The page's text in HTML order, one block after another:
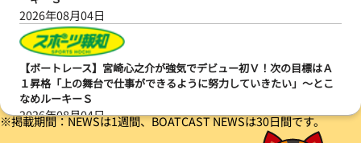
2026年08月04日
【ボートレース】宮崎心之介が強気でデビュー初Ｖ！次の目標はＡ
１昇格「上の舞台で仕事ができるように努力していきたい」～とこ
なめルーキーＳ
2026年08月04日
※掲載期間：NEWSは1週間、BOATCAST NEWSは30日間です。